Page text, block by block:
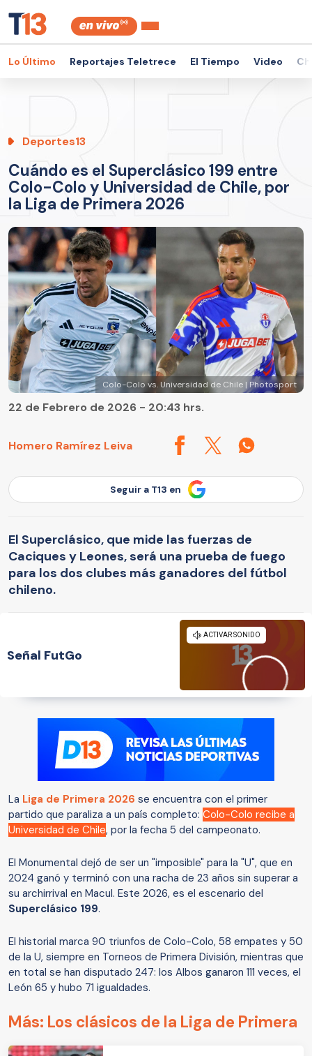
Lo Último Reportajes Teletrece El Tiempo Video
Deportes13
Cuándo es el Superclásico 199 entre
Colo-Colo y Universidad de Chile, por
la Liga de Primera 2026
Colo-Colo vs. Universidad de Chile | Photosport
Homero Ramírez Leiva
22 de Febrero de 2026 - 20:43 hrs.
Seguir a T13 en
El Superclásico, que mide las fuerzas de
Caciques y Leones, será una prueba de fuego
para los dos clubes más ganadores del fútbol
chileno.
Señal FutGo
La Liga de Primera 2026 se encuentra con el primer
partido que paraliza a un país completo: Colo-Colo recibe a
Universidad de Chile, por la fecha 5 del campeonato.
El Monumental dejó de ser un "imposible" para la "U", que en
2024 ganó y terminó con una racha de 23 años sin superar a
su archirrival en Macul. Este 2026, es el escenario del
Superclásico 199.
El historial marca 90 triunfos de Colo-Colo, 58 empates y 50
de la U, siempre en Torneos de Primera División, mientras que
en total se han disputado 247: los Albos ganaron 111 veces, el
León 65 y hubo 71 igualdades.
Más: Los clásicos de la Liga de Primera